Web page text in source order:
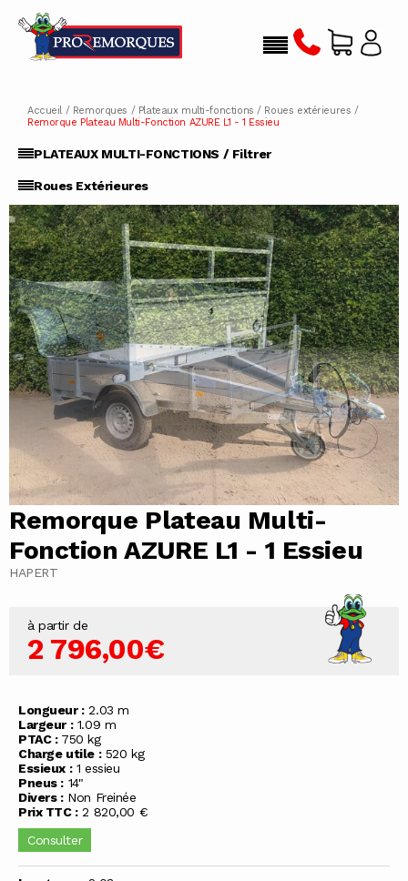
Accueil/ Remorques / Plateaux multi-fonctions / Roues extérieures /
Remorque Plateau Multi-Fonction AZURE L1 - 1 Essieu
PLATEAUX MULTI-FONCTIONS / Filtrer
Roues Extérieures
Remorque Plateau Multi-
Fonction AZURE L1 - 1 Essieu
HAPERT
à partir de
2 796,00€
Longueur :2.03 m
Largeur :1.09 m
PTAC :750 kg
Charge utile :520 kg
Essieux :1 essieu
Pneus : 14"
Divers :Non Freinée
Prix TTC :2 820,00 €
Consulter